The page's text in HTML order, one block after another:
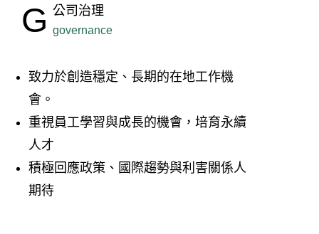
G 公司治理
governance
致力於創造穩定、長期的在地工作機
會。
重視員工學習與成長的機會，培育永續
人才
積極回應政策、國際趨勢與利害關係人
期待